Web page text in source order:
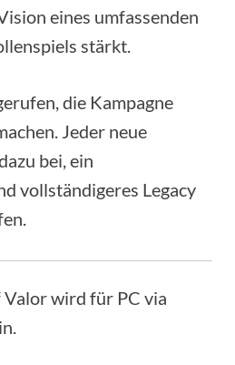
eines umfassenden
stärkt.
die Kampagne
Jeder neue
bei, ein
vollständigeres Legacy
Valor wird für PC via